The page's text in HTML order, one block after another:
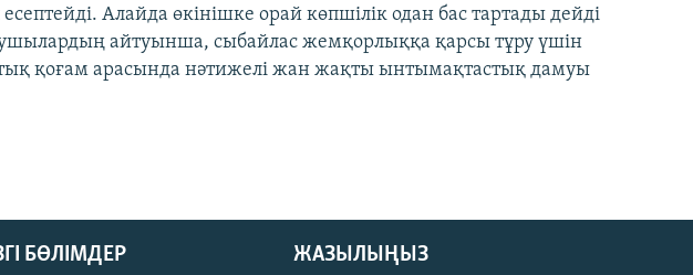
Алайда өкінішке орай көпшілік одан бас тартады дейді
айтуынша, сыбайлас жемқорлыққа қарсы тұру үшін
қоғам арасында нәтижелі жан жақты ынтымақтастық дамуы
ЖАЗЫЛЫҢЫЗ
БӨЛІМДЕР